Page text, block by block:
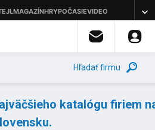
Hľadať firmu
katalógu firiem